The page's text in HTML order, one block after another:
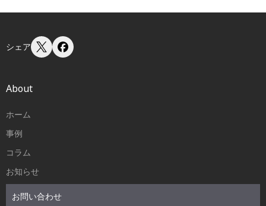
シェア
About
ホーム
事例
コラム
お知らせ
お問い合わせ